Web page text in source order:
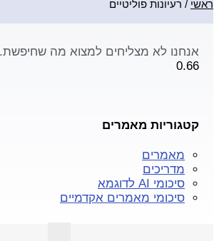
ראשי / רעיונות פוליטיים
אנחנו לא מצליחים למצוא מה שחיפשת.
קטגוריות מאמרים
מאמרים
מדריכים
סיכומי AI לדוגמא
סיכומי מאמרים אקדמיים